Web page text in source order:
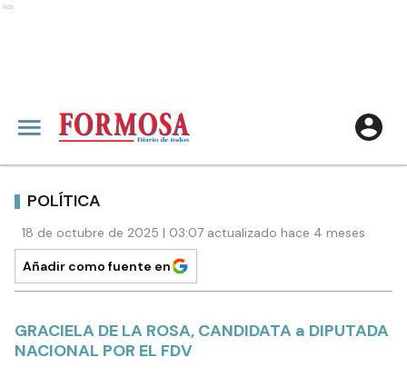
Ads
POLÍTICA
18 de octubre de 2025 | 03:07 actualizado hace 4 meses
Añadir como fuente en
GRACIELA DE LA ROSA, CANDIDATA a DIPUTADA
NACIONAL POR EL FDV